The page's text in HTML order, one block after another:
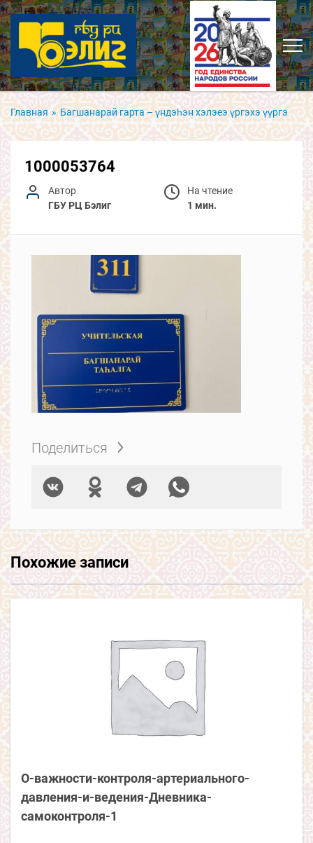
Главная » Багшанарай гарта – үндэһэн хэлэеэ үргэхэ үүргэ
1000053764
Автор
ГБУ РЦ Бэлиг
На чтение
1 мин.
Поделиться
Похожие записи
О-важности-контроля-артериального-
давления-и-ведения-Дневника-
самоконтроля-1